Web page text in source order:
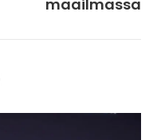
maailmassa